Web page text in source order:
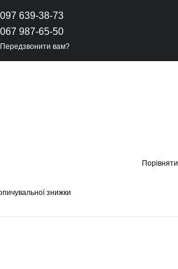
097 639-38-73
067 987-65-50
Передзвонити вам?
Порівняти
знижки